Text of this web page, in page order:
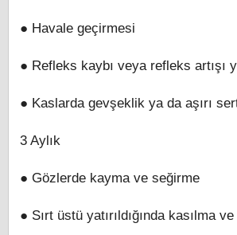
● Havale geçirmesi
● Refleks kaybı veya refleks artışı
● Kaslarda gevşeklik ya da aşırı
3 Aylık
● Gözlerde kayma ve seğirme
● Sırt üstü yatırıldığında kasılma